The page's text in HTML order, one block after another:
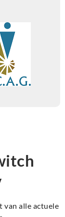
van alle actuele